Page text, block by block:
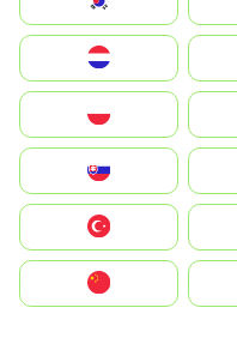
United States
中國香港特別行政區